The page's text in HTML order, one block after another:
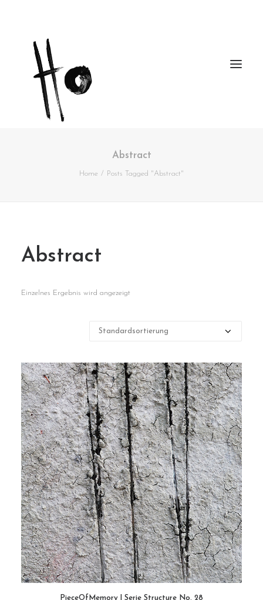
Works
Publications
Abstract
Home Posts Tagged "Abstract"
Abstract
Einzelnes Ergebnis wird angezeigt
PieceOfMemory | Serie Structure No. 28